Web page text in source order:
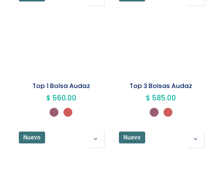
Top 1 Bolsa Audaz
$ 560.00
Top 3 Bolsas Audaz
$ 585.00
Nuevo Nuevo